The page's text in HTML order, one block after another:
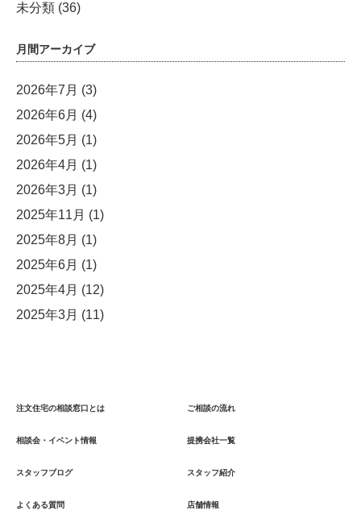
未分類 (36)
月間アーカイブ
2026年7月 (3)
2026年6月 (4)
2026年5月 (1)
2026年4月 (1)
2026年3月 (1)
2025年11月 (1)
2025年8月 (1)
2025年6月 (1)
2025年4月 (12)
2025年3月 (11)
注文住宅の相談窓口とは ご相談の流れ
相談会・イベント情報 提携会社一覧
スタッフブログ スタッフ紹介
よくある質問 店舗情報